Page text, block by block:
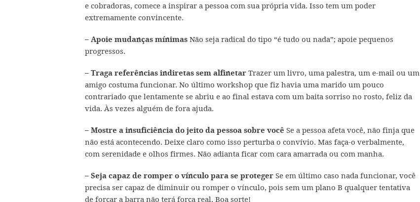
e cobradoras, comece a inspirar a pessoa com sua própria vida. Isso tem um poder
extremamente convincente.
– Apoie mudanças mínimas Não seja radical do tipo “é tudo ou nada”; apoie pequenos
progressos.
– Traga referências indiretas sem alfinetar Trazer um livro, uma palestra, um e-mail ou um
amigo costuma funcionar. No último workshop que fiz havia uma marido um pouco
contrariado que lentamente se abriu e ao final estava com um baita sorriso no rosto, feliz da
vida. Às vezes alguém de fora ajuda.
– Mostre a insuficiência do jeito da pessoa sobre você Se a pessoa afeta você, não finja que
não está acontecendo. Deixe claro como isso perturba o convívio. Mas faça-o verbalmente,
com serenidade e olhos firmes. Não adianta ficar com cara amarrada ou com manha.
– Seja capaz de romper o vínculo para se proteger Se em último caso nada funcionar, você
precisa ser capaz de diminuir ou romper o vínculo, pois sem um plano B qualquer tentativa
de forçar a barra não terá força real. Boa sorte!